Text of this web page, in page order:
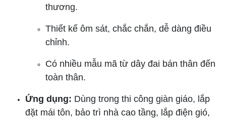
thương.
Thiết kế ôm sát, chắc chắn, dễ dàng điều
chỉnh.
Có nhiều mẫu mã từ dây đai bán thân đến
toàn thân.
Ứng dụng: Dùng trong thi công giàn giáo, lắp
đặt mái tôn, bảo trì nhà cao tầng, lắp điện gió,